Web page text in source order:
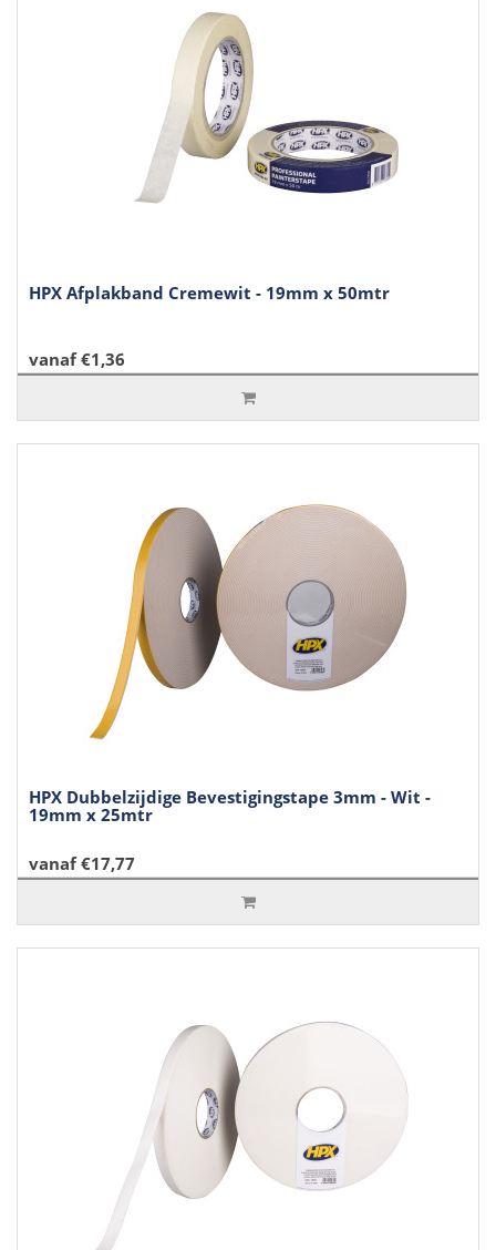
HPX Afplakband Cremewit - 19mm x 50mtr
vanaf €1,36
HPX Dubbelzijdige Bevestigingstape 3mm - Wit -
19mm x 25mtr
vanaf €17,77